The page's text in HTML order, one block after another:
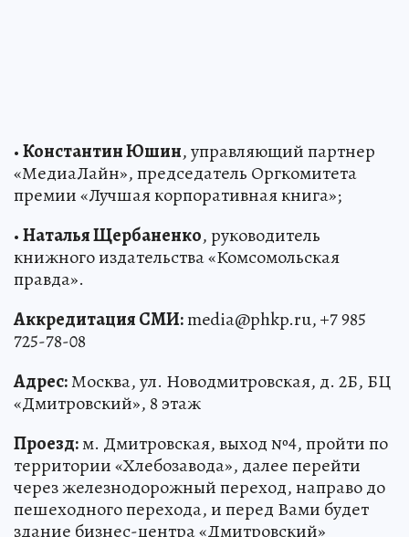
•Константин Юшин, управляющий партнер
«МедиаЛайн», председатель Оргкомитета
премии «Лучшая корпоративная книга»;
•Наталья Щербаненко, руководитель
книжного издательства «Комсомольская
правда».
Аккредитация СМИ:media@phkp.ru, +7 985
725-78-08
Адрес:Москва, ул. Новодмитровская, д. 2Б, БЦ
«Дмитровский», 8 этаж
Проезд:м. Дмитровская, выход №4, пройти по
территории «Хлебозавода», далее перейти
через железнодорожный переход, направо до
пешеходного перехода, и перед Вами будет
здание бизнес-центра «Дмитровский»